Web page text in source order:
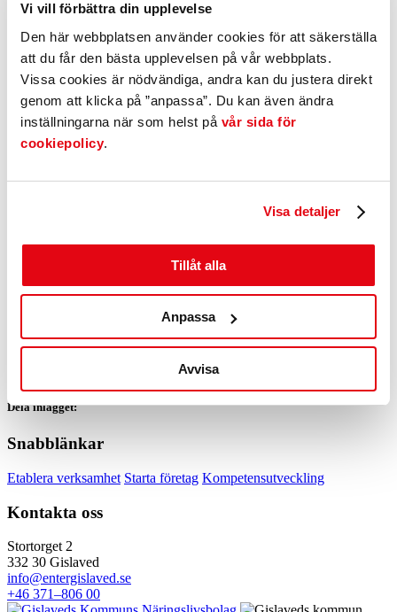
Vi vill förbättra din upplevelse
Den här webbplatsen använder cookies för att säkerställa
att du får den bästa upplevelsen på vår webbplats.
Vissa cookies är nödvändiga, andra kan du justera direkt
genom att klicka på ”anpassa”. Du kan även ändra
inställningarna när som helst på vår sida för
cookiepolicy.
Visa detaljer
Tillåt alla
Anpassa
Avvisa
Det råder ingen tvekan om att 2020 kommer att bli ett år som vår
bransch kommer att se tillbaka på under år framöver.
I Travel Trend Report 2020 har analysföretaget Kairos Future tittat
på hur den skandinaviska marknaden har reagerat och hur
resenärernas drömmar, önskningar, behov och krav har ändrats till
följd av pandemin. Undersökningar och analyser gjordes i oktober
2020 och rapporten ger dig en djupare förståelse för det nya normala
och hjälper dig med ditt beslutsfattande i dessa osäkra tider.
Rapporten sammanfattar intressanta fakta om aktuella resetrender,
inblick i hur skandinaviers beteenden förändrats och vilka
reseformer som ökar eller minskar. Allt för att du lättare ska kunna
Välkomna!
Plats:Digital länk
Du som arbetar med besöksnäringen i Jönköpings län
Dela inlägget:
Snabblänkar
Etablera verksamhet Starta företag Kompetensutveckling
Kontakta oss
Stortorget 2
332 30 Gislaved
info@entergislaved.se
+46 371–806 00